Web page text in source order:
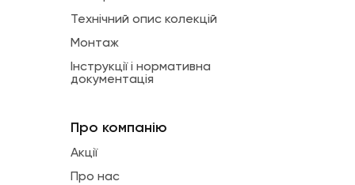
Технічний опис колекцій
Монтаж
Інструкції і нормативна
документація
Про компанію
Акції
Про нас